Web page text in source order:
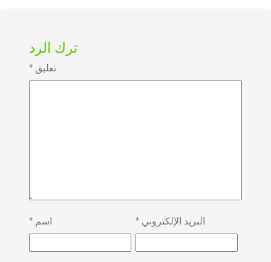
ترك الرد
تعليق *
اسم * البريد الإلكتروني*